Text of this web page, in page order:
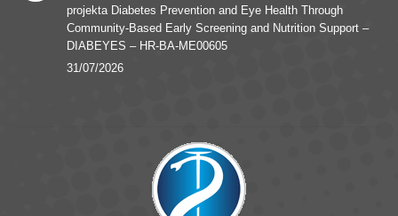
projekta Diabetes Prevention and Eye Health Through
Community-Based Early Screening and Nutrition Support –
DIABEYES – HR-BA-ME00605
31/07/2026